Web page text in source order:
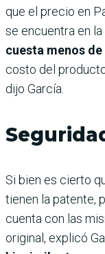
que el precio en
se encuentra en la
cuesta menos
costo del
dijo García.
Si bien es cierto
tienen la patente,
cuenta con las
original, explicó